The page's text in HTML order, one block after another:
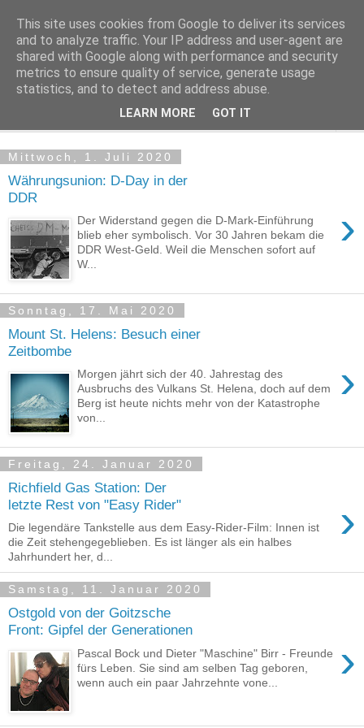
Kludge
Private Notizen aus Halle an der Saale
Mittwoch, 1. Juli 2020
Währungsunion: D-Day in der
DDR
›
Der Widerstand gegen die D-Mark-Einführung
blieb eher symbolisch. Vor 30 Jahren bekam die
DDR West-Geld. Weil die Menschen sofort auf
W...
Sonntag, 17. Mai 2020
Mount St. Helens: Besuch einer
Zeitbombe
›
Morgen jährt sich der 40. Jahrestag des
Ausbruchs des Vulkans St. Helena, doch auf dem
Berg ist heute nichts mehr von der Katastrophe
von...
Freitag, 24. Januar 2020
Richfield Gas Station: Der
letzte Rest von "Easy Rider"
›
Die legendäre Tankstelle aus dem Easy-Rider-Film: Innen ist
die Zeit stehengegeblieben. Es ist länger als ein halbes
Jahrhundert her, d...
Samstag, 11. Januar 2020
Ostgold von der Goitzsche
Front: Gipfel der Generationen
›
Pascal Bock und Dieter "Maschine" Birr - Freunde
fürs Leben. Sie sind am selben Tag geboren,
wenn auch ein paar Jahrzehnte vone...
This site uses cookies from Google to deliver its services
and to analyze traffic. Your IP address and user-agent are
shared with Google along with performance and security
metrics to ensure quality of service, generate usage
statistics, and to detect and address abuse.
LEARN MORE GOT IT